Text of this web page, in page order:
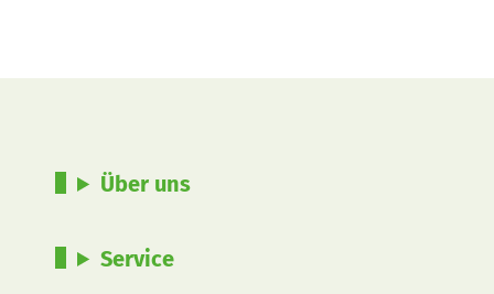
Über uns
Service